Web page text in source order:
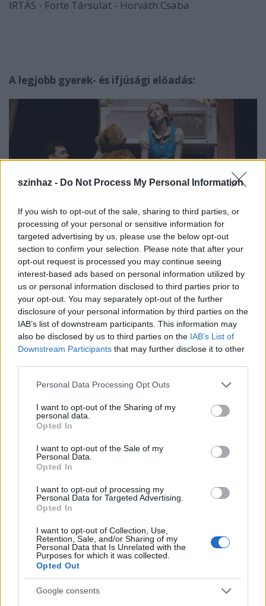
szinhaz - Do Not Process My Personal Information
If you wish to opt-out of the sale, sharing to third parties, or
processing of your personal or sensitive information for
targeted advertising by us, please use the below opt-out
section to confirm your selection. Please note that after your
opt-out request is processed you may continue seeing
interest-based ads based on personal information utilized by
us or personal information disclosed to third parties prior to
your opt-out. You may separately opt-out of the further
disclosure of your personal information by third parties on the
IAB’s list of downstream participants. This information may
also be disclosed by us to third parties on the IAB’s List of
Downstream Participants that may further disclose it to other
Please note that this website/app uses one or more Google
not limited to your visit or usage behaviour. You may click to
grant or deny consent to Google and its third-party tags to
use your data for below specified purposes in below Google
consent section.
Personal Data Processing Opt Outs
I want to opt-out of the Sharing of my
personal data.
Opted In
I want to opt-out of the Sale of my
Personal Data.
Opted In
I want to opt-out of processing my
Personal Data for Targeted Advertising.
Opted In
I want to opt-out of Collection, Use,
Retention, Sale, and/or Sharing of my
Personal Data that Is Unrelated with the
Purposes for which it was collected.
Opted Out
Google consents
IRTÁS - Forte Társulat - Horváth Csaba
A legjobb gyerek- és ifjúsági előadás:
BORIBON ÉS ANNIPANNI - Budapest Bábszínház -
Ellinger Edina
A legjobb női főszereplő:
SZANDTNER ANNA - Stuart Mária - Örkény István
Színház